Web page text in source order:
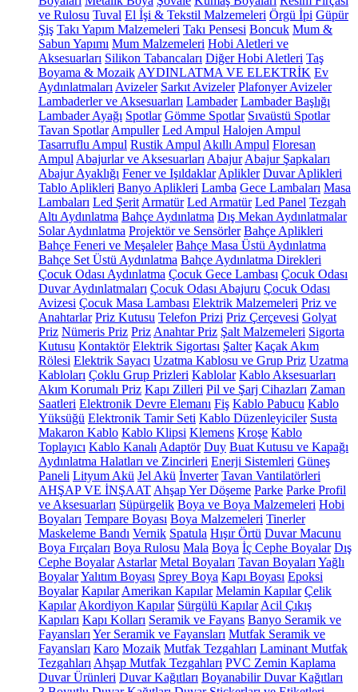
ve Rulosu Tuval El İşi & Tekstil Malzemeleri Örgü İpi Güpür
Şiş Takı Yapım Malzemeleri Takı Pensesi Boncuk Mum &
Sabun Yapımı Mum Malzemeleri Hobi Aletleri ve
Aksesuarları Silikon Tabancaları Diğer Hobi Aletleri Taş
Boyama & Mozaik AYDINLATMA VE ELEKTRİK Ev
Aydınlatmaları Avizeler Sarkıt Avizeler Plafonyer Avizeler
Lambaderler ve Aksesuarları Lambader Lambader Başlığı
Lambader Ayağı Spotlar Gömme Spotlar Sıvaüstü Spotlar
Tavan Spotlar Ampuller Led Ampul Halojen Ampul
Tasarruflu Ampul Rustik Ampul Akıllı Ampul Floresan
Ampul Abajurlar ve Aksesuarları Abajur Abajur Şapkaları
Abajur Ayaklığı Fener ve Işıldaklar Aplikler Duvar Aplikleri
Tablo Aplikleri Banyo Aplikleri Lamba Gece Lambaları Masa
Lambaları Led Şerit Armatür Led Armatür Led Panel Tezgah
Altı Aydınlatma Bahçe Aydınlatma Dış Mekan Aydınlatmalar
Solar Aydınlatma Projektör ve Sensörler Bahçe Aplikleri
Bahçe Feneri ve Meşaleler Bahçe Masa Üstü Aydınlatma
Bahçe Set Üstü Aydınlatma Bahçe Aydınlatma Direkleri
Çocuk Odası Aydınlatma Çocuk Gece Lambası Çocuk Odası
Duvar Aydınlatmaları Çocuk Odası Abajuru Çocuk Odası
Avizesi Çocuk Masa Lambası Elektrik Malzemeleri Priz ve
Anahtarlar Priz Kutusu Telefon Prizi Priz Çerçevesi Golyat
Priz Nümeris Priz Priz Anahtar Priz Şalt Malzemeleri Sigorta
Kutusu Kontaktör Elektrik Sigortası Şalter Kaçak Akım
Rölesi Elektrik Sayacı Uzatma Kablosu ve Grup Priz Uzatma
Kabloları Çoklu Grup Prizleri Kablolar Kablo Aksesuarları
Akım Korumalı Priz Kapı Zilleri Pil ve Şarj Cihazları Zaman
Saatleri Elektronik Devre Elemanı Fiş Kablo Pabucu Kablo
Yüksüğü Elektronik Tamir Seti Kablo Düzenleyiciler Susta
Makaron Kablo Kablo Klipsi Klemens Kroşe Kablo
Toplayıcı Kablo Kanalı Adaptör Duy Buat Kutusu ve Kapağı
Aydınlatma Halatları ve Zincirleri Enerji Sistemleri Güneş
Paneli Lityum Akü Jel Akü İnverter Tavan Vantilatörleri
AHŞAP VE İNŞAAT Ahşap Yer Döşeme Parke Parke Profil
ve Aksesuarları Süpürgelik Boya ve Boya Malzemeleri Hobi
Boyaları Tempare Boyası Boya Malzemeleri Tinerler
Maskeleme Bandı Vernik Spatula Hışır Örtü Duvar Macunu
Boya Fırçaları Boya Rulosu Mala Boya İç Cephe Boyalar Dış
Cephe Boyalar Astarlar Metal Boyaları Tavan Boyaları Yağlı
BoyalarYalıtım Boyası Sprey Boya Kapı Boyası Epoksi
Boyalar Kapılar Amerikan Kapılar Melamin Kapılar Çelik
Kapılar Akordiyon Kapılar Sürgülü Kapılar Acil Çıkış
Kapıları Kapı Kolları Seramik ve Fayans Banyo Seramik ve
Fayansları Yer Seramik ve Fayansları Mutfak Seramik ve
Fayansları Karo Mozaik Mutfak Tezgahları Laminant Mutfak
Tezgahları Ahşap Mutfak Tezgahları PVC Zemin Kaplama
Duvar Ürünleri Duvar Kağıtları Boyanabilir Duvar Kağıtları